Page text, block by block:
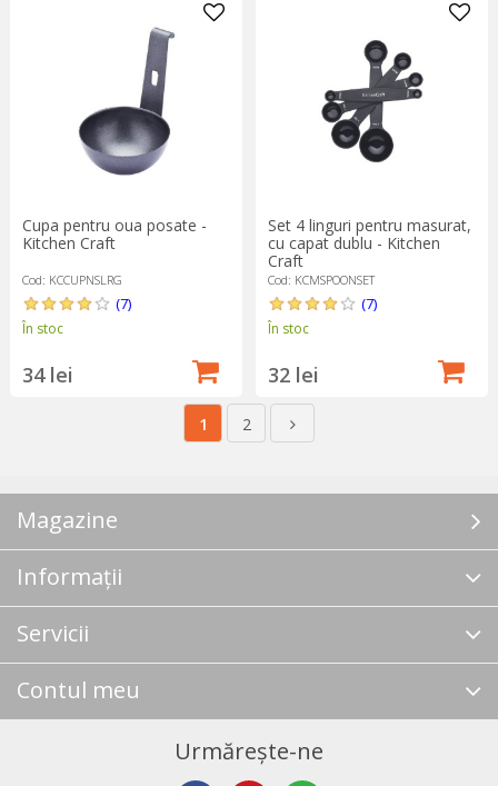
Cupa pentru oua posate -
Kitchen Craft
Cod: KCCUPNSLRG
(7)
În stoc
34 lei
Set 4 linguri pentru masurat,
cu capat dublu - Kitchen
Craft
Cod: KCMSPOONSET
(7)
În stoc
32 lei
1 2
Magazine
Informații
Servicii
Contul meu
Urmărește-ne